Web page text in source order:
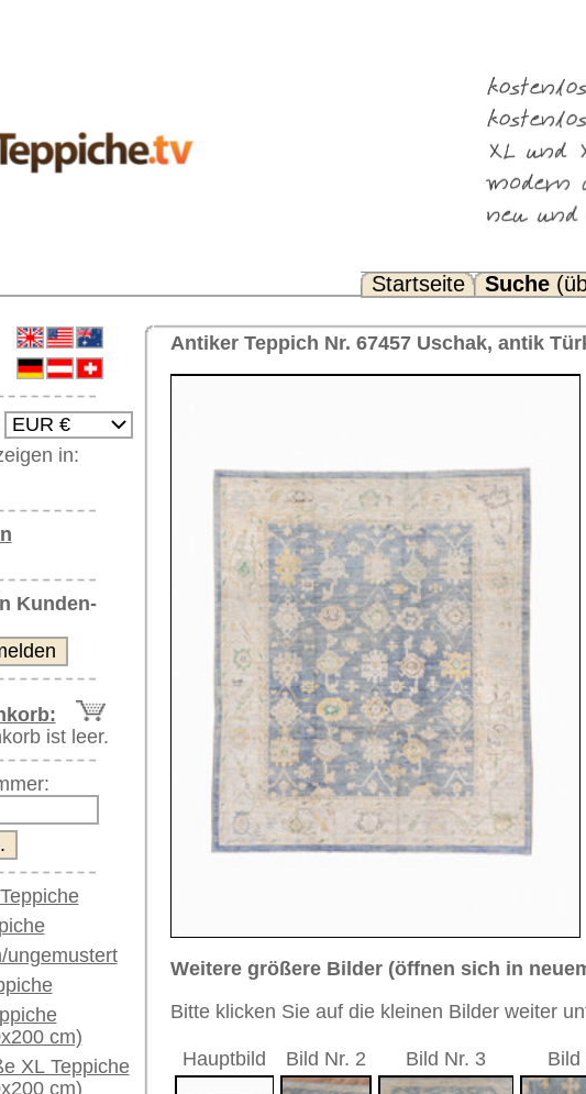
Noch Fragen? FAQ...
Weitere größere Bilder (öffnen sich in neuem Fenster)
Bitte klicken Sie auf die kleinen Bilder weiter unten für Bilder in höherer Auflösung
Hauptbild Bild Nr. 2 Bild Nr. 3 Bild Nr. 4 Bild Nr. 5
Bild Nr. 6 Bild Nr. 8
Artikelnummer:
Name/Provenienz: Uschak, antik
Ursprungsland:
300 x 251 cm
Alter: antik
Flor:
Musterung:
floral und geometrisch / durchgemustert
Grundfarbe: blau